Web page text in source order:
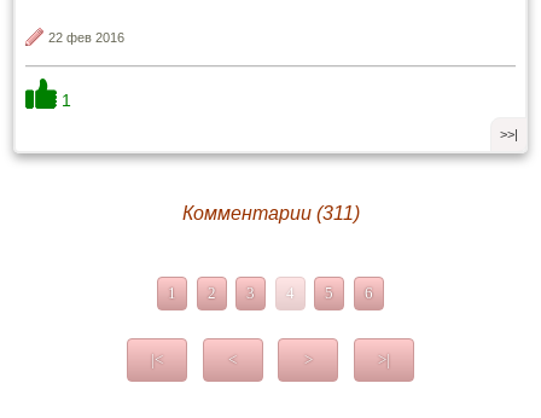
22 фев 2016
1
>>|
Комментарии (311)
1 2 3 4 5 6
|< < > >|